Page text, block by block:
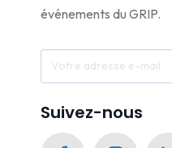
événements du GRIP.
Suivez-nous